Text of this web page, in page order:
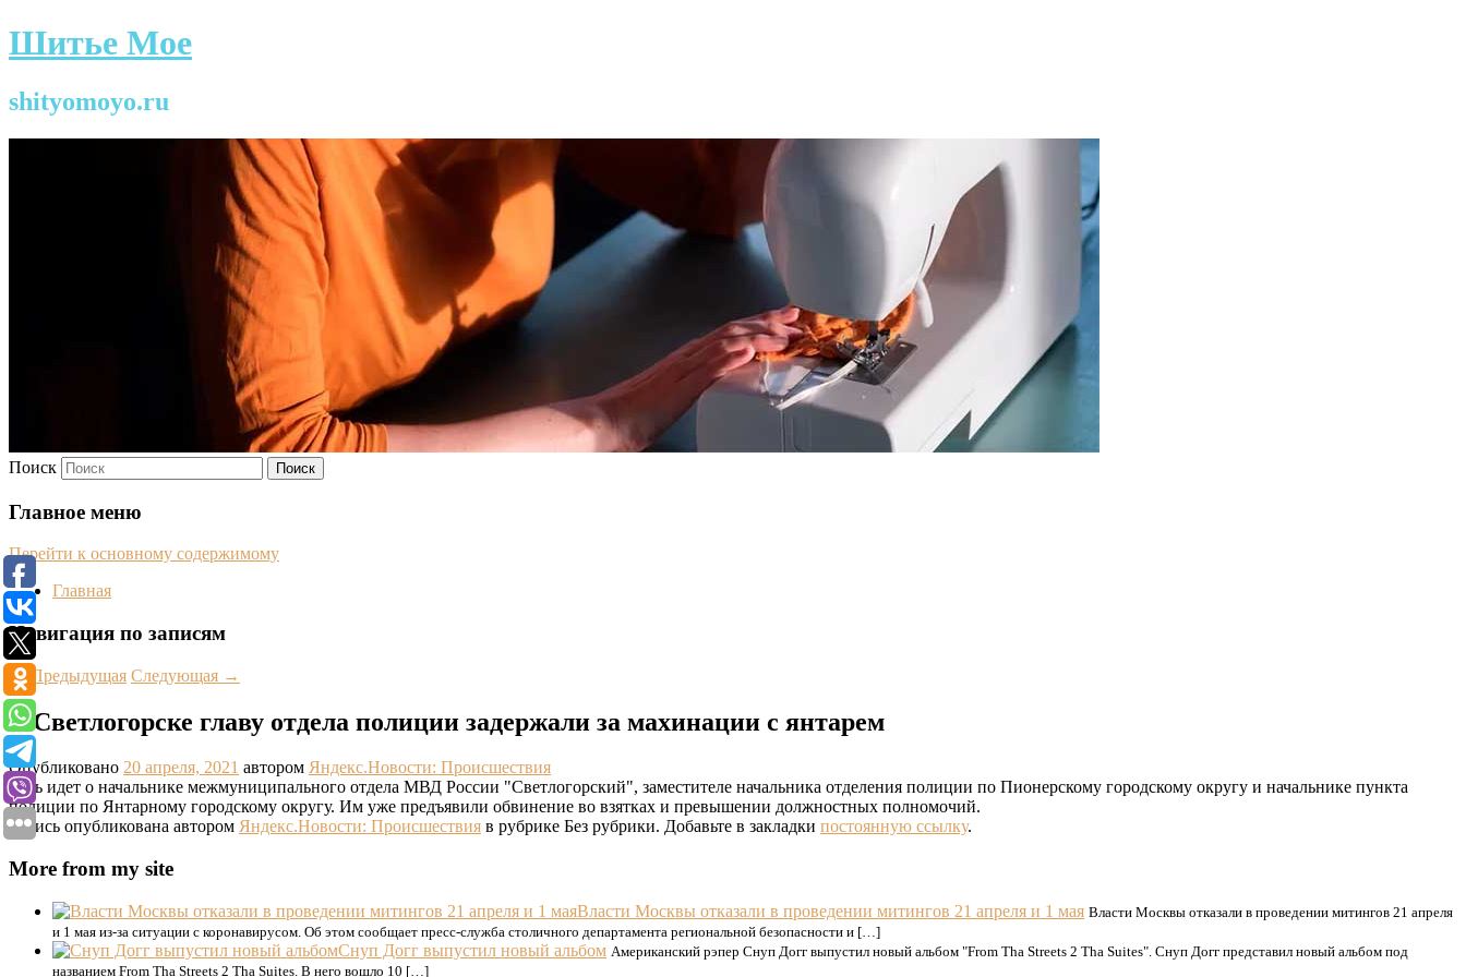
Шитье Мое
shityomoyo.ru
Поиск
Главное меню
Перейти к основному содержимому
Главная
Навигация по записям
←Предыдущая Следующая →
В Светлогорске главу отдела полиции задержали за махинации с янтарем
Опубликовано 20 апреля, 2021 автором Яндекс.Новости: Происшествия
Речь идет о начальнике межмуниципального отдела МВД России "Светлогорский", заместителе начальника отделения полиции по Пионерскому городскому округу и начальнике пункта
полиции по Янтарному городскому округу. Им уже предъявили обвинение во взятках и превышении должностных полномочий.
Запись опубликована автором Яндекс.Новости: Происшествия в рубрике Без рубрики. Добавьте в закладки постоянную ссылку.
More from my site
Власти Москвы отказали в проведении митингов 21 апреля и 1 мая Власти Москвы отказали в проведении митингов 21 апреля
и 1 мая из-за ситуации с коронавирусом. Об этом сообщает пресс-служба столичного департамента региональной безопасности и […]
Снуп Догг выпустил новый альбом Американский рэпер Снуп Догг выпустил новый альбом "From Tha Streets 2 Tha Suites". Снуп Догг представил новый альбом под
названием From Tha Streets 2 Tha Suites. В него вошло 10 […]